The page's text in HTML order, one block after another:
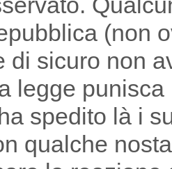
(non
di sicuro non
legge
spedito là i
qualche